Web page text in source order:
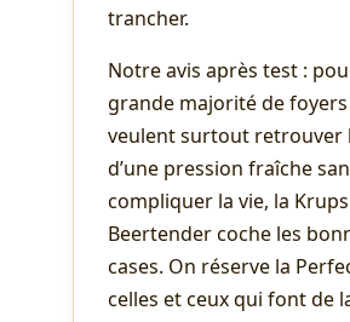
trancher.
Notre avis après test :
grande majorité de
veulent surtout retrouver
d’une pression fraîche
compliquer la vie, la Krups
Beertender coche les
cases. On réserve la
celles et ceux qui font de